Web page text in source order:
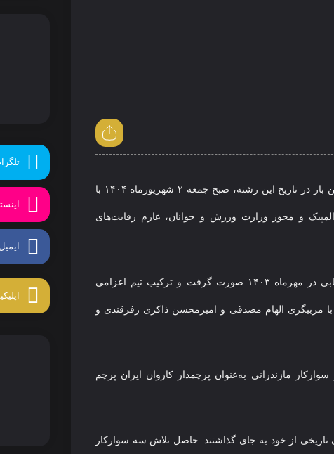
به گزارش پایگاه خبری پدوک؛ کاروان سوارکاران المپیک ویژه ایران برای نخستین بار در تاریخ این رشته، صبح جمعه ۲ شهریورماه ۱۴۰۴ با
و مجوز وزارت ورزش و جوانان، عازم رقابت‌های
این اعزام پس از نزدیک به یک سال تمرین مستمر و برگزاری مسابقات انتخابی در مهرماه ۱۴۰۳ صورت گرفت و ترکیب تیم اعزامی
مربیگری الهام مصدقی و امیرمحسن ذاکری زفرقندی و
مازندرانی به‌عنوان پرچمدار کاروان ایران پرچم
از خود به جای گذاشتند. حاصل تلاش سه سوارکار
ایمیل